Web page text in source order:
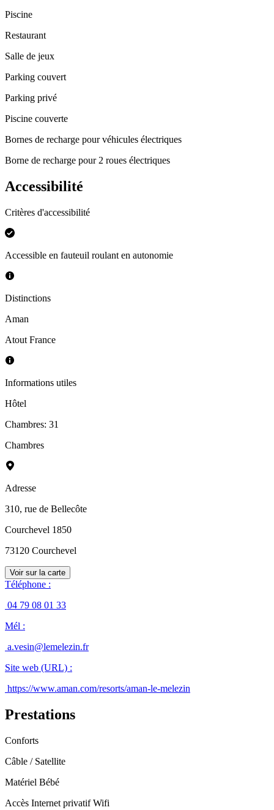
Piscine
Restaurant
Salle de jeux
Parking couvert
Parking privé
Piscine couverte
Bornes de recharge pour véhicules électriques
Borne de recharge pour 2 roues électriques
Accessibilité
Critères d'accessibilité
Accessible en fauteuil roulant en autonomie
Distinctions
Aman
Atout France
Informations utiles
Hôtel
Chambres: 31
Chambres
Adresse
310, rue de Bellecôte
Courchevel 1850
73120 Courchevel
Voir sur la carte
Téléphone :
04 79 08 01 33
Mél :
a.vesin@lemelezin.fr
Site web (URL) :
https://www.aman.com/resorts/aman-le-melezin
Prestations
Conforts
Câble / Satellite
Matériel Bébé
Accès Internet privatif Wifi